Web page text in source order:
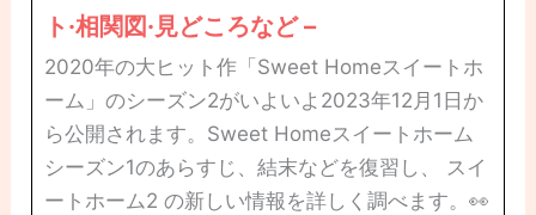
ト·相関図·見どころなど –
2020年の大ヒット作「Sweet Homeスイートホ
ーム」のシーズン2がいよいよ2023年12月1日か
ら公開されます。Sweet Homeスイートホーム
シーズン1のあらすじ、結末などを復習し、 スイ
ートホーム2 の新しい情報を詳しく調べます。👀